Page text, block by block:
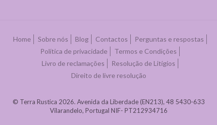
Home Sobre nós Blog Contactos
Perguntas e respostas
Política de privacidade
Termos e Condições
Livro de reclamações
Resolução de Litígios
Direito de livre resolução
© Terra Rustica 2026. Avenida da Liberdade (EN213), 48 5430-633
Vilarandelo, Portugal NIF- PT212934716